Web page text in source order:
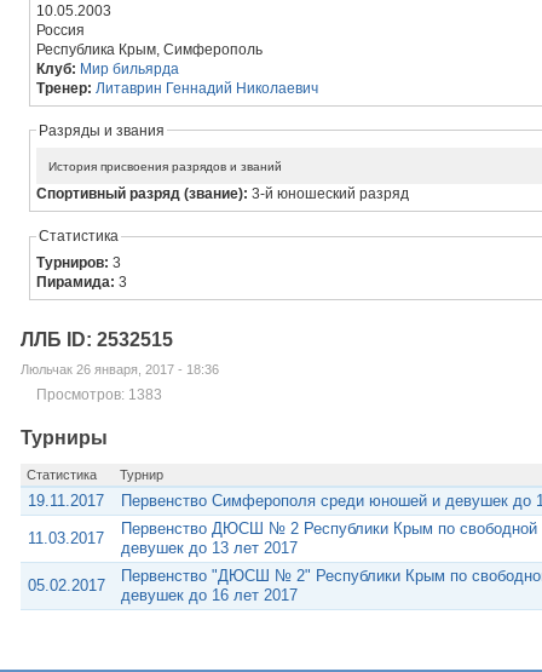
10.05.2003
Россия
Республика Крым, Симферополь
Клуб: Мир бильярда
Тренер:Литаврин Геннадий Николаевич
Разряды и звания
История присвоения разрядов и званий
Спортивный разряд (звание):3-й юношеский разряд
Статистика
Турниров:3
Пирамида:3
ЛЛБ ID: 2532515
Люльчак 26 января, 2017 - 18:36
Просмотров: 1383
Турниры
Статистика Турнир
19.11.2017 Первенство Симферополя среди юношей и девушек до
11.03.2017
Первенство ДЮСШ № 2 Республики Крым по свободной
девушек до 13 лет 2017
05.02.2017
Первенство "ДЮСШ № 2" Республики Крым по
девушек до 16 лет 2017